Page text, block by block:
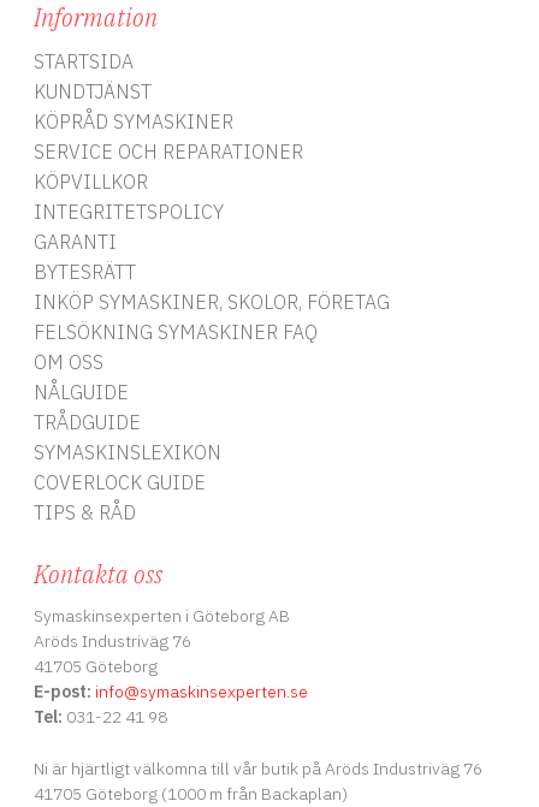
Information
STARTSIDA
KUNDTJÄNST
KÖPRÅD SYMASKINER
SERVICE OCH REPARATIONER
KÖPVILLKOR
INTEGRITETSPOLICY
GARANTI
BYTESRÄTT
INKÖP SYMASKINER, SKOLOR, FÖRETAG
FELSÖKNING SYMASKINER FAQ
OM OSS
NÅLGUIDE
TRÅDGUIDE
SYMASKINSLEXIKON
COVERLOCK GUIDE
TIPS & RÅD
Kontakta oss
Symaskinsexperten i Göteborg AB
Aröds Industriväg 76
41705 Göteborg
E-post: info@symaskinsexperten.se
Tel: 031-22 41 98
Ni är hjärtligt välkomna till vår butik på Aröds Industriväg 76
41705 Göteborg (1000 m från Backaplan)